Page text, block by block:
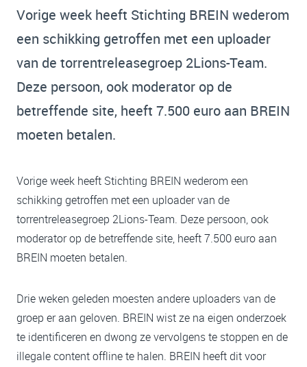
Vorige week heeft Stichting BREIN wederom
een schikking getroffen met een uploader
van de torrentreleasegroep 2Lions-Team.
Deze persoon, ook moderator op de
betreffende site, heeft 7.500 euro aan BREIN
moeten betalen.
Vorige week heeft Stichting BREIN wederom een
schikking getroffen met een uploader van de
torrentreleasegroep 2Lions-Team. Deze persoon, ook
moderator op de betreffende site, heeft 7.500 euro aan
BREIN moeten betalen.
Drie weken geleden moesten andere uploaders van de
groep er aan geloven. BREIN wist ze na eigen onderzoek
te identificeren en dwong ze vervolgens te stoppen en de
illegale content offline te halen. BREIN heeft dit voor